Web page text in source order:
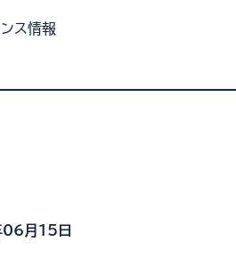
ス情報
月15日